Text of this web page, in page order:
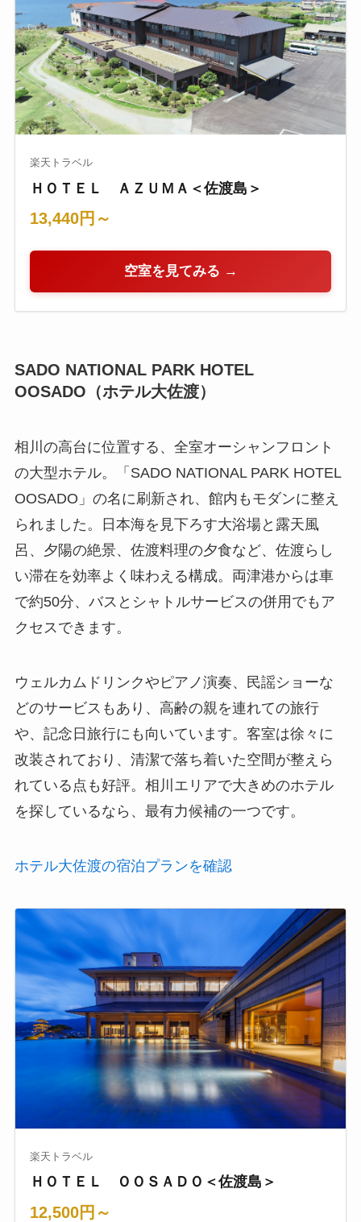
楽天トラベル
ＨＯＴＥＬ ＡＺＵＭＡ＜佐渡島＞
13,440円～
空室を見てみる →
SADO NATIONAL PARK HOTEL
OOSADO（ホテル大佐渡）
相川の高台に位置する、全室オーシャンフロント
の大型ホテル。「SADO NATIONAL PARK HOTEL
OOSADO」の名に刷新され、館内もモダンに整え
られました。日本海を見下ろす大浴場と露天風
呂、夕陽の絶景、佐渡料理の夕食など、佐渡らし
い滞在を効率よく味わえる構成。両津港からは車
で約50分、バスとシャトルサービスの併用でもア
クセスできます。
ウェルカムドリンクやピアノ演奏、民謡ショーな
どのサービスもあり、高齢の親を連れての旅行
や、記念日旅行にも向いています。客室は徐々に
改装されており、清潔で落ち着いた空間が整えら
れている点も好評。相川エリアで大きめのホテル
を探しているなら、最有力候補の一つです。
ホテル大佐渡の宿泊プランを確認
楽天トラベル
ＨＯＴＥＬ ＯＯＳＡＤＯ＜佐渡島＞
12,500円～